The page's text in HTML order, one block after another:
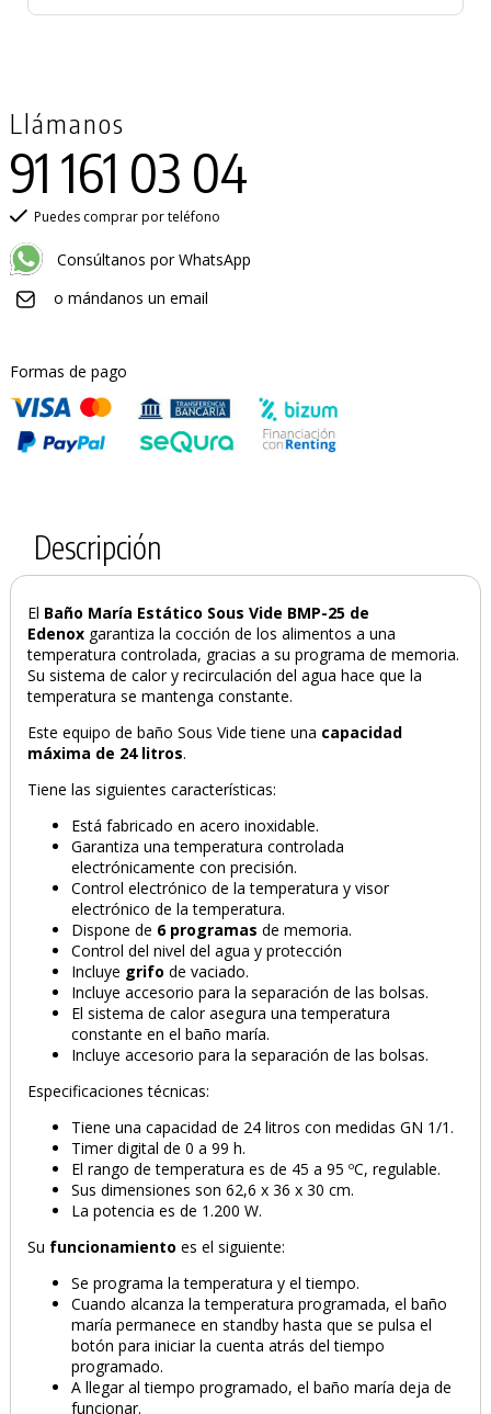
Llámanos
91 161 03 04
Puedes comprar por teléfono
Consúltanos por WhatsApp
o mándanos un email
Formas de pago
Descripción
El Baño María Estático Sous Vide BMP-25 de
Edenox garantiza la cocción de los alimentos a una
temperatura controlada, gracias a su programa de memoria.
Su sistema de calor y recirculación del agua hace que la
temperatura se mantenga constante.
Este equipo de baño Sous Vide tiene una capacidad
máxima de 24 litros.
Tiene las siguientes características:
Está fabricado en acero inoxidable.
Garantiza una temperatura controlada
electrónicamente con precisión.
Control electrónico de la temperatura y visor
electrónico de la temperatura.
Dispone de 6 programas de memoria.
Control del nivel del agua y protección
Incluye grifo de vaciado.
Incluye accesorio para la separación de las bolsas.
El sistema de calor asegura una temperatura
constante en el baño maría.
Incluye accesorio para la separación de las bolsas.
Especificaciones técnicas:
Tiene una capacidad de 24 litros con medidas GN 1/1.
Timer digital de 0 a 99 h.
El rango de temperatura es de 45 a 95 ºC, regulable.
Sus dimensiones son 62,6 x 36 x 30 cm.
La potencia es de 1.200 W.
Su funcionamiento es el siguiente:
Se programa la temperatura y el tiempo.
Cuando alcanza la temperatura programada, el baño
maría permanece en standby hasta que se pulsa el
botón para iniciar la cuenta atrás del tiempo
programado.
A llegar al tiempo programado, el baño maría deja de
funcionar.